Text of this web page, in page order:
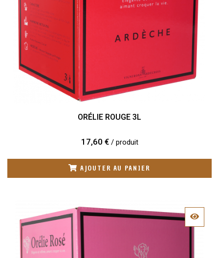
ORÉLIE ROUGE 3L
17,60 €/ produit
AJOUTER AU PANIER